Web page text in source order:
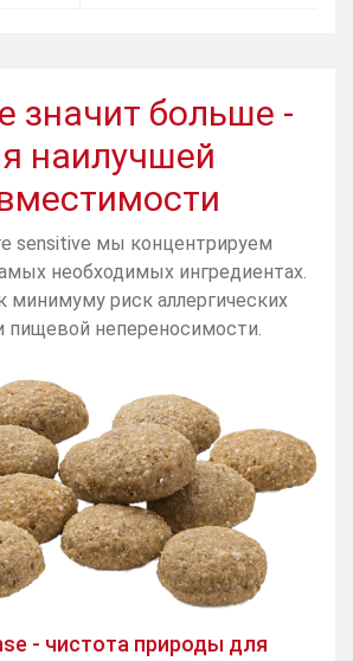
значит больше -
наилучшей
sensitive мы концентрируем
необходимых ингредиентах.
минимуму риск аллергических
пищевой непереносимости.
- чистота природы для